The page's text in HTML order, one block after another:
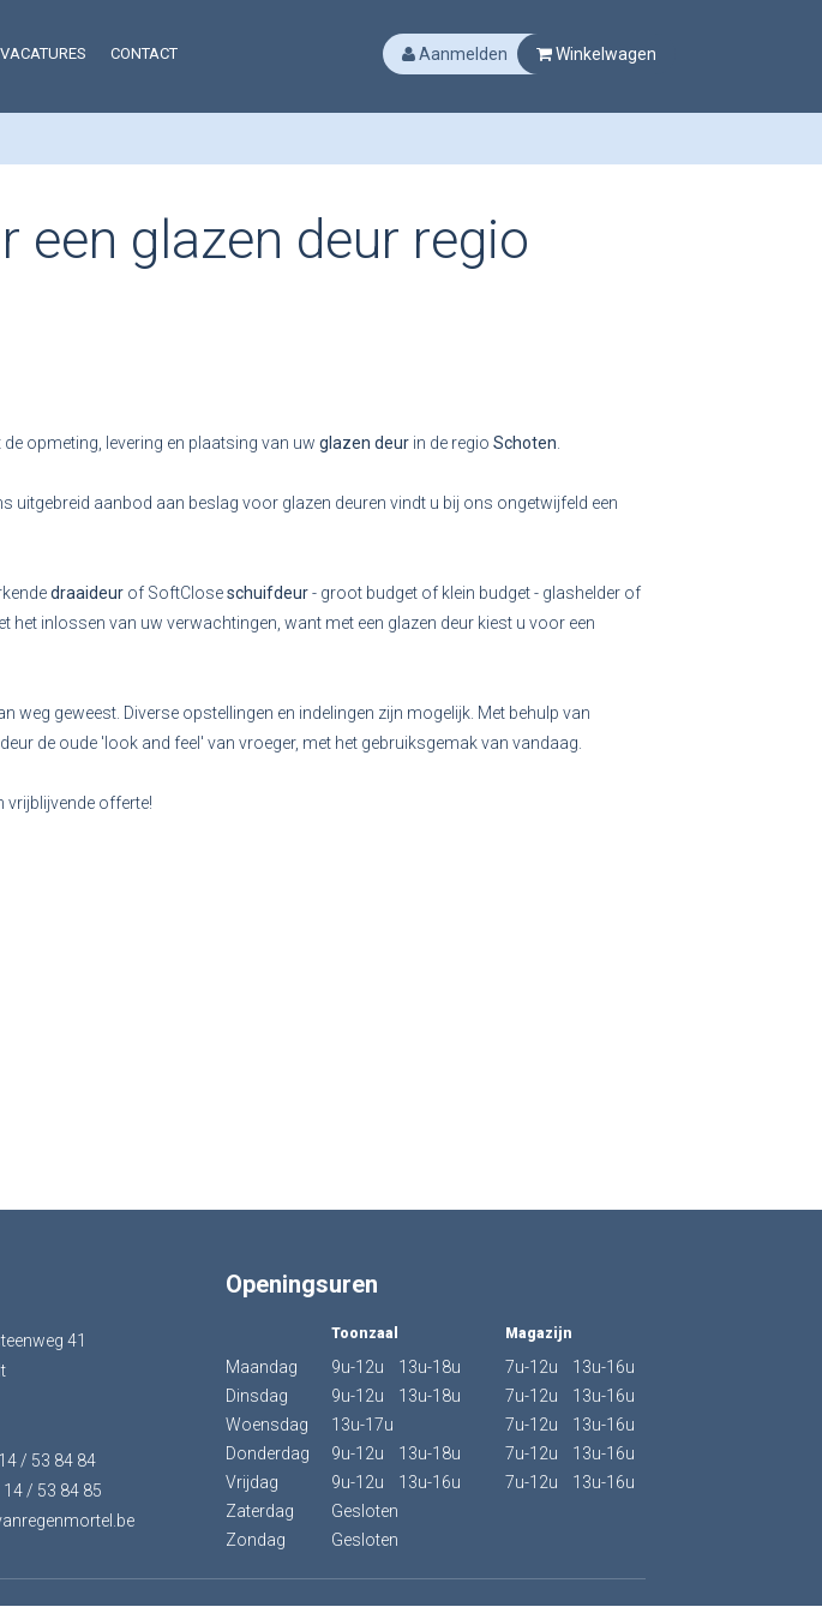
VACATURES CONTACT Aanmelden Winkelwagen
een glazen deur regio
opmeting, levering en plaatsing van uw glazen deur in de regio Schoten.
uitgebreid aanbod aan beslag voor glazen deuren vindt u bij ons ongetwijfeld een
draaideur of SoftCloseschuifdeur- groot budget of klein budget - glashelder of
het inlossen van uw verwachtingen, want met een glazen deur kiest u voor een
weg geweest. Diverse opstellingen en indelingen zijn mogelijk. Met behulp van
de oude 'look and feel' van vroeger, met het gebruiksgemak van vandaag.
vrijblijvende offerte!
41
/ 53 84 84
14 / 53 84 85
Openingsuren
Maandag
Dinsdag
Woensdag
Donderdag
Vrijdag
Zaterdag
Zondag
Toonzaal
9u-12u 13u-18u
9u-12u 13u-18u
13u-17u
9u-12u 13u-18u
9u-12u 13u-16u
Gesloten
Gesloten
Magazijn
7u-12u 13u-16u
7u-12u 13u-16u
7u-12u 13u-16u
7u-12u 13u-16u
7u-12u 13u-16u